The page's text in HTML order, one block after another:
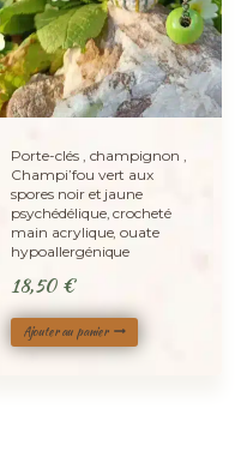
Porte-clés , champignon ,
Champi’fou vert aux
spores noir et jaune
psychédélique, crocheté
main acrylique, ouate
hypoallergénique
18,50 €
Ajouter au panier